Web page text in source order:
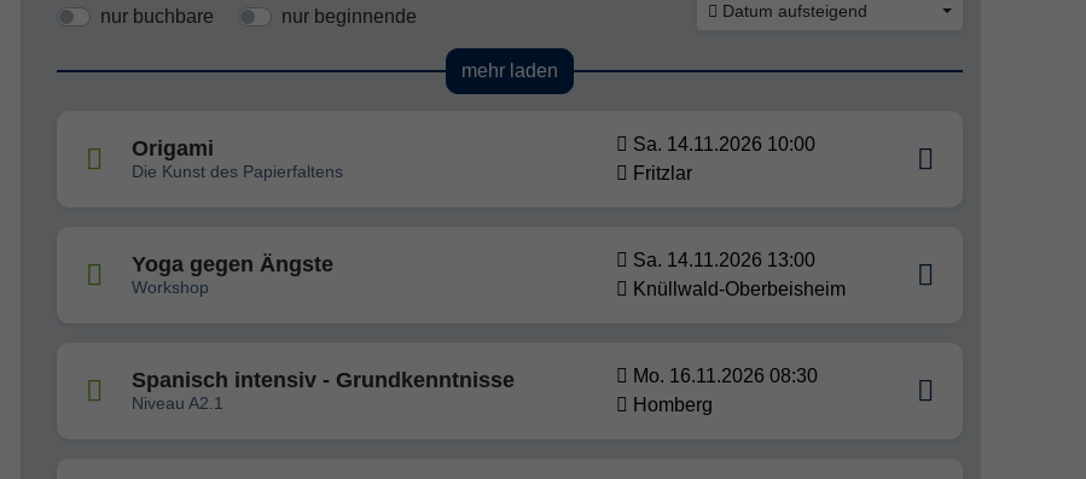
nur buchbare nur beginnende Datum aufsteigend
mehr laden
Origami
Die Kunst des Papierfaltens
Sa. 14.11.2026 10:00
Fritzlar
Yoga gegen Ängste
Workshop
Sa. 14.11.2026 13:00
Knüllwald-Oberbeisheim
Spanisch intensiv - Grundkenntnisse
Niveau A2.1
Mo. 16.11.2026 08:30
Homberg